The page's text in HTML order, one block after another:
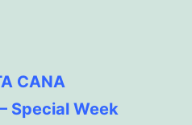
CANA
Special Week